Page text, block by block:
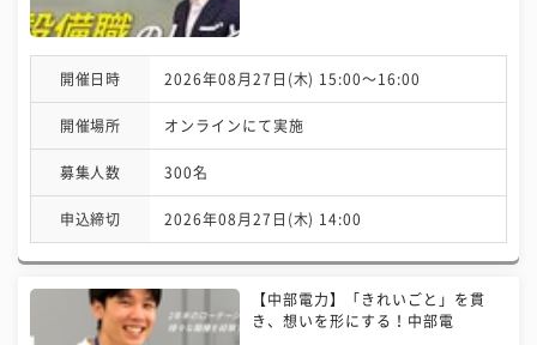
開催日時 2026年08月27日(木) 15:00〜16:00
開催場所 オンラインにて実施
募集人数 300名
申込締切 2026年08月27日(木) 14:00
【中部電力】「きれいごと」を貫
き、想いを形にする！中部電